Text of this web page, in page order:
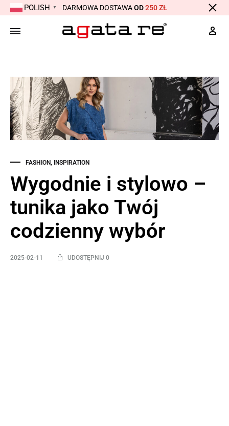
POLISH ▼ DARMOWA DOSTAWAOD250 ZŁ
FASHION, INSPIRATION
Wygodnie i stylowo –
tunika jako Twój
codzienny wybór
2025-02-11 UDOSTĘPNIJ 0